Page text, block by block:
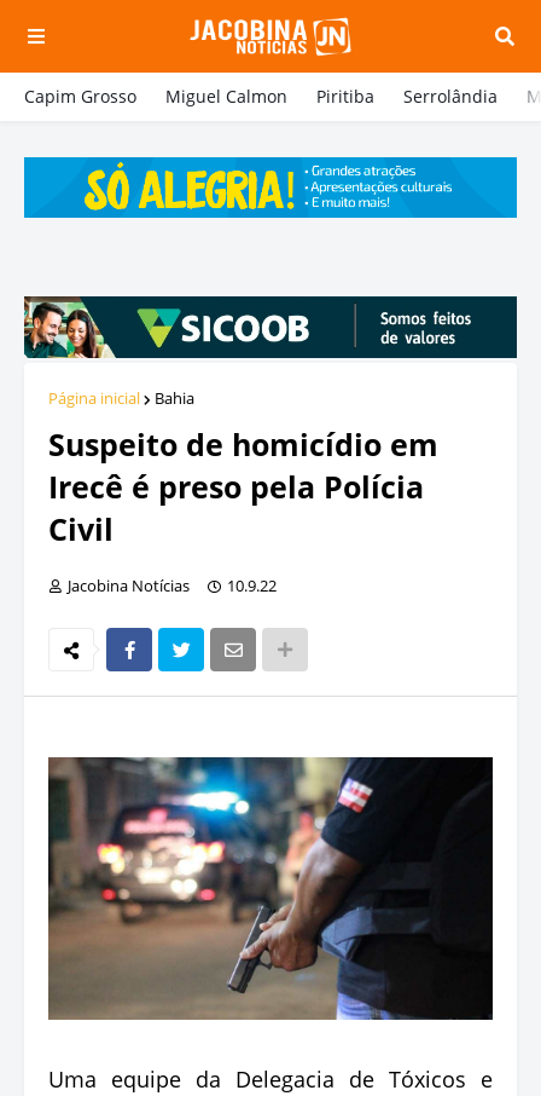
Capim Grosso Miguel Calmon Piritiba Serrolândia
Página inicial Bahia
Suspeito de homicídio em
Irecê é preso pela Polícia
Civil
Jacobina Notícias 10.9.22
Uma equipe da Delegacia de Tóxicos e